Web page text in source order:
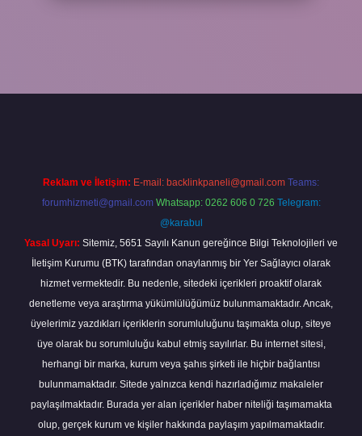
Reklam ve İletişim: E-mail: backlinkpaneli@gmail.com Teams:
forumhizmeti@gmail.com Whatsapp: 0262 606 0 726 Telegram:
@karabul
Yasal Uyarı: Sitemiz, 5651 Sayılı Kanun gereğince Bilgi Teknolojileri ve
İletişim Kurumu (BTK) tarafından onaylanmış bir Yer Sağlayıcı olarak
hizmet vermektedir. Bu nedenle, sitedeki içerikleri proaktif olarak
denetleme veya araştırma yükümlülüğümüz bulunmamaktadır. Ancak,
üyelerimiz yazdıkları içeriklerin sorumluluğunu taşımakta olup, siteye
üye olarak bu sorumluluğu kabul etmiş sayılırlar. Bu internet sitesi,
herhangi bir marka, kurum veya şahıs şirketi ile hiçbir bağlantısı
bulunmamaktadır. Sitede yalnızca kendi hazırladığımız makaleler
paylaşılmaktadır. Burada yer alan içerikler haber niteliği taşımamakta
olup, gerçek kurum ve kişiler hakkında paylaşım yapılmamaktadır.